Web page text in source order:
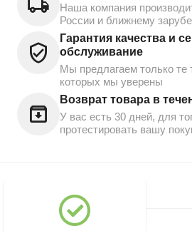
Наша компания
России и ближнему
Гарантия качества и
обслуживание
Мы предлагаем только те
которых мы уверены
Возврат товара в
У вас есть 30 дней, для
протестировать вашу
Магазин "Северный"